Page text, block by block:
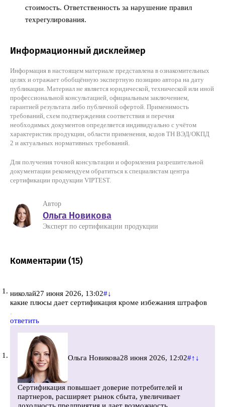
стоимость. Ответственность за нарушение правил
техрегулирования.
Информационный дисклеймер
Информация в настоящем материале представлена в ознакомительных
целях и отражает обобщённую экспертную позицию автора на дату
публикации. Материал не является юридической, технической или иной
профессиональной консультацией, официальным заключением,
гарантией результата либо публичной офертой. Применимость
требований, схем подтверждения соответствия и перечня
необходимых документов определяется индивидуально с учётом
характеристик продукции, области применения, кодов ТН ВЭД/ОКПД
2 и актуальных нормативных требований.
Для получения точной консультации и оформления разрешительной
документации рекомендуем обратиться к специалистам центра
сертификации продукции VIPTEST.
Автор
Ольга Новикова
Эксперт по сертификации продукции
Комментарии (15)
николай27 июня 2026, 13:02#↓
какие плюсы дает сертификация кроме избежания штрафов
ответить
Ольга Новикова28 июня 2026, 12:02#↑ ↓
Сертификация повышает доверие потребителей и
партнеров, расширяет рынок сбыта, увеличивает